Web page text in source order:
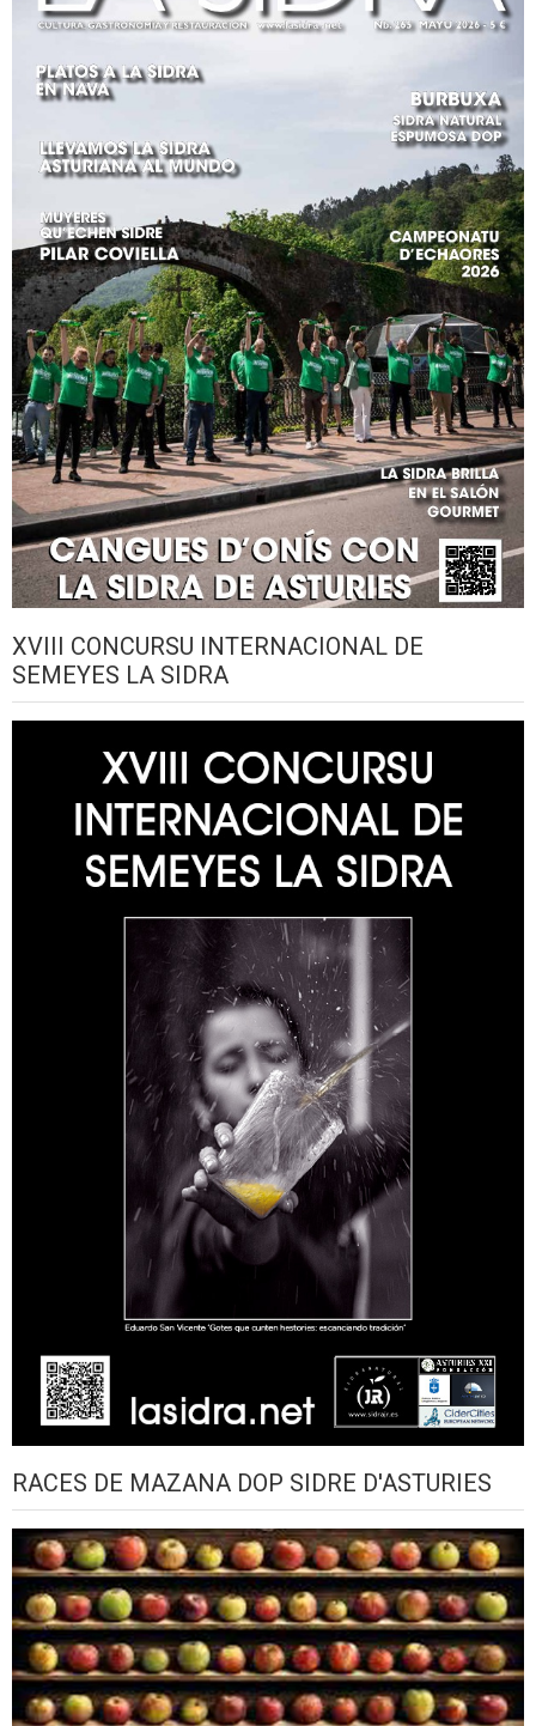
XVIII CONCURSU INTERNACIONAL DE
SEMEYES LA SIDRA
RACES DE MAZANA DOP SIDRE D'ASTURIES